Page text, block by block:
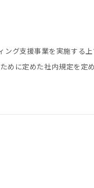
グ支援事業を実施する
めに定めた社内規定を